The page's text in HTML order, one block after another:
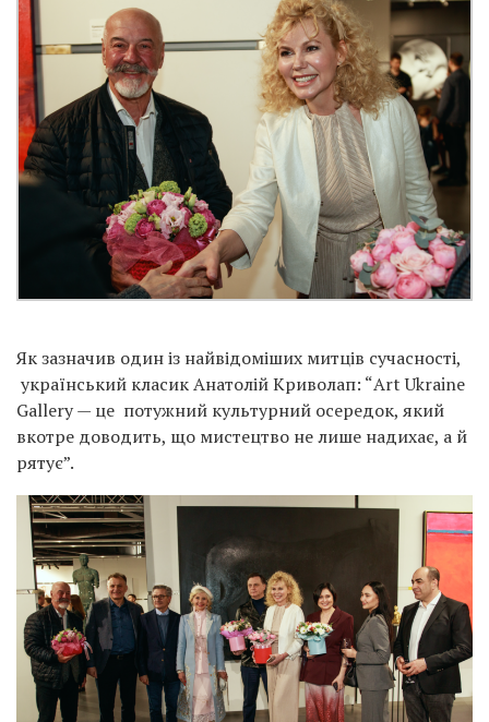
Як зазначив один із найвідоміших митців сучасності,
український класик Анатолій Криволап: “Art Ukraine
Gallery — це потужний культурний осередок, який
вкотре доводить, що мистецтво не лише надихає, а й
рятує”.